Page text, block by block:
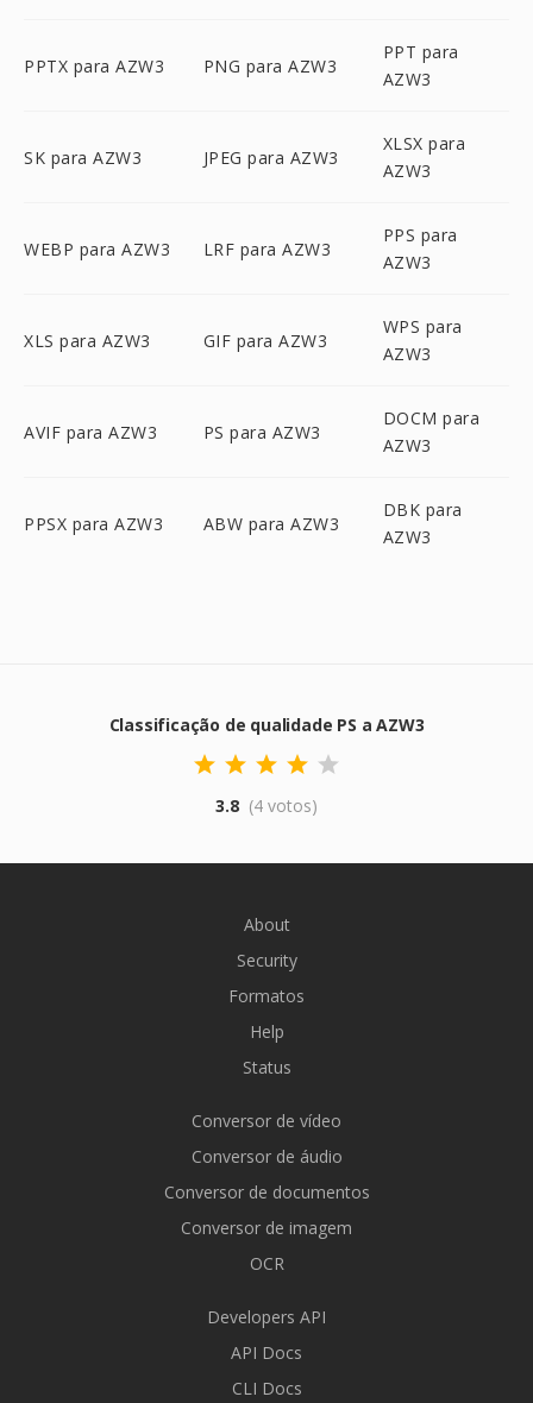
PPTX para AZW3 PNG para AZW3
PPT para
AZW3
SK para AZW3 JPEG para AZW3
XLSX para
AZW3
WEBP para AZW3 LRF para AZW3
PPS para
AZW3
XLS para AZW3 GIF para AZW3
WPS para
AZW3
AVIF para AZW3 PS para AZW3
DOCM para
AZW3
PPSX para AZW3 ABW para AZW3
DBK para
AZW3
Classificação de qualidade PS a AZW3
3.8 (4 votos)
About
Security
Formatos
Help
Status
Conversor de vídeo
Conversor de áudio
Conversor de documentos
Conversor de imagem
OCR
Developers API
API Docs
CLI Docs